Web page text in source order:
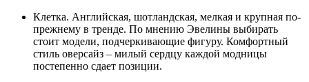
Клетка. Английская, шотландская, мелкая и крупная по-
прежнему в тренде. По мнению Эвелины выбирать
стоит модели, подчеркивающие фигуру. Комфортный
стиль оверсайз – милый сердцу каждой модницы
постепенно сдает позиции.